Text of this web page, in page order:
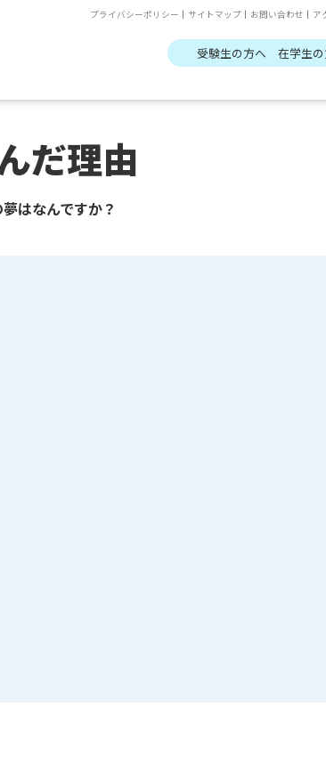
ア
｜
お問い合わせ
｜
サイトマップ
｜
プライバシーポリシー
受験生の方へ 在学生
だ理由
はなんですか？